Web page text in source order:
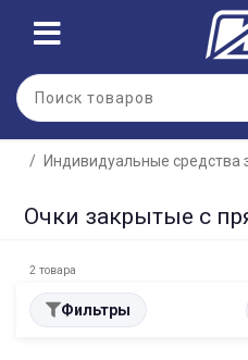
Индивидуальные средства
Очки закрытые с
2 товара
Фильтры